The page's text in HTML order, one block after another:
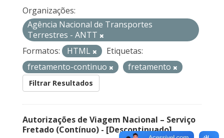
Organizações:
Agência Nacional de Transportes
Terrestres - ANTT
Formatos:
HTML
Etiquetas:
fretamento-continuo
fretamento
Filtrar Resultados
Autorizações de Viagem Nacional – Serviço
Fretado (Contínuo) - [Descontinuado]